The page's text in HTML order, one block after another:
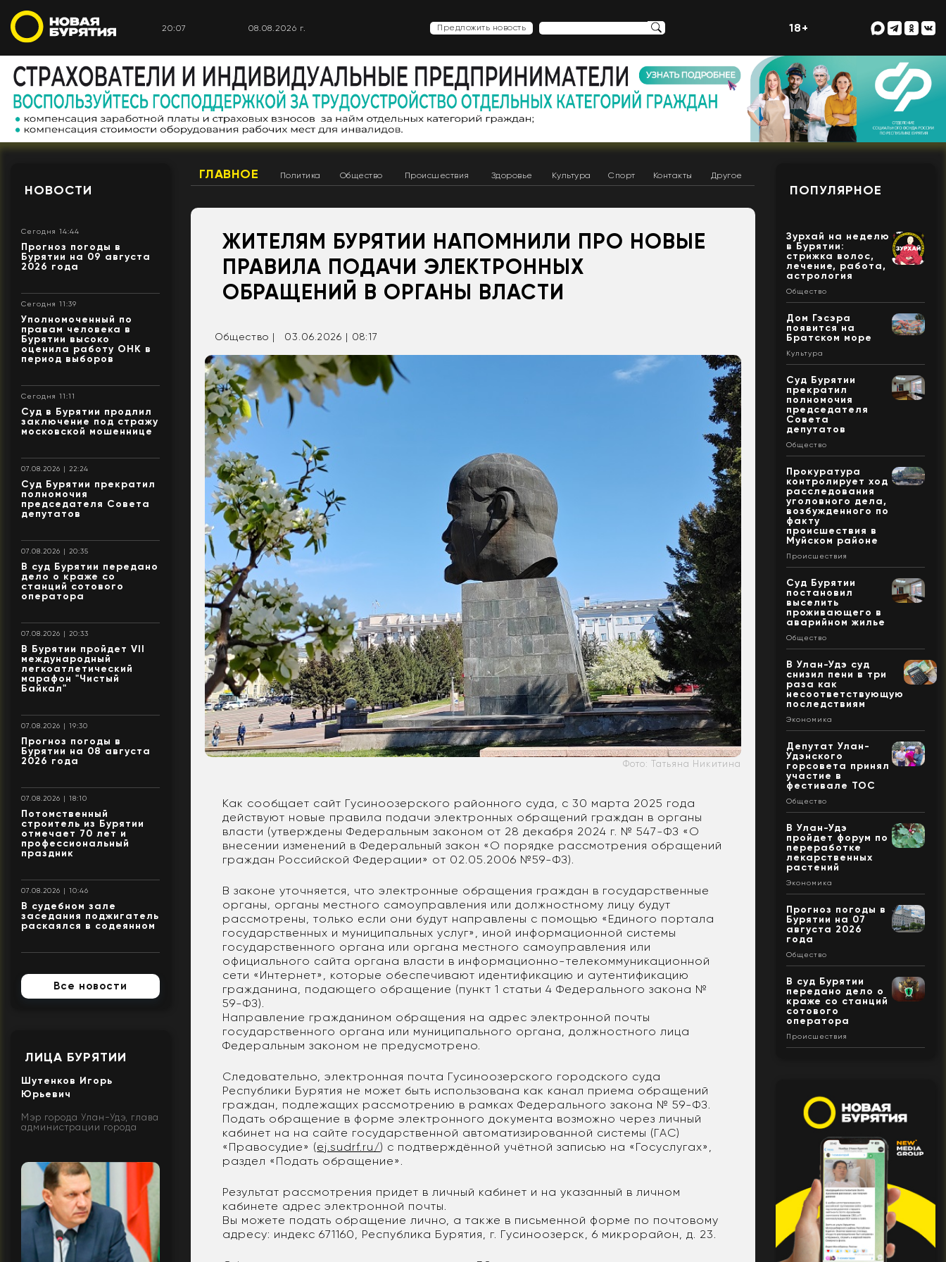
20:07 08.08.2026 г. Предложить новость 18+
НОВОСТИ
Сегодня 14:44
Прогноз погоды в
Бурятии на 09 августа
2026 года
Сегодня 11:39
Уполномоченный по
правам человека в
Бурятии высоко
оценила работу ОНК в
период выборов
Сегодня 11:11
Суд в Бурятии продлил
заключение под стражу
московской мошеннице
07.08.2026 | 22:24
Суд Бурятии прекратил
полномочия
председателя Совета
депутатов
07.08.2026 | 20:35
В суд Бурятии передано
дело о краже со
станций сотового
оператора
07.08.2026 | 20:33
В Бурятии пройдет VII
международный
легкоатлетический
марафон "Чистый
Байкал"
07.08.2026 | 19:30
Прогноз погоды в
Бурятии на 08 августа
2026 года
07.08.2026 | 18:10
Потомственный
строитель из Бурятии
отмечает 70 лет и
профессиональный
праздник
07.08.2026 | 10:46
В судебном зале
заседания поджигатель
раскаялся в содеянном
Все новости
ЛИЦА БУРЯТИИ
Шутенков Игорь
Юрьевич
Мэр города Улан-Удэ, глава
администрации города
ГЛАВНОЕ Политика Общество Происшествия Здоровье Культура Спорт Контакты Другое
ЖИТЕЛЯМ БУРЯТИИ НАПОМНИЛИ ПРО НОВЫЕ
ПРАВИЛА ПОДАЧИ ЭЛЕКТРОННЫХ
ОБРАЩЕНИЙ В ОРГАНЫ ВЛАСТИ
Общество | 03.06.2026 | 08:17
Фото: Татьяна Никитина
Как сообщает сайт Гусиноозерского районного суда, с 30 марта 2025 года
действуют новые правила подачи электронных обращений граждан в органы
власти (утверждены Федеральным законом от 28 декабря 2024 г. № 547-ФЗ «О
внесении изменений в Федеральный закон «О порядке рассмотрения обращений
граждан Российской Федерации» от 02.05.2006 №59-ФЗ).
В законе уточняется, что электронные обращения граждан в государственные
органы, органы местного самоуправления или должностному лицу будут
рассмотрены, только если они будут направлены с помощью «Единого портала
государственных и муниципальных услуг», иной информационной системы
государственного органа или органа местного самоуправления или
официального сайта органа власти в информационно-телекоммуникационной
сети «Интернет», которые обеспечивают идентификацию и аутентификацию
гражданина, подающего обращение (пункт 1 статьи 4 Федерального закона №
59-ФЗ).
Направление гражданином обращения на адрес электронной почты
государственного органа или муниципального органа, должностного лица
Федеральным законом не предусмотрено.
Следовательно, электронная почта Гусиноозерского городского суда
Республики Бурятия не может быть использована как канал приема обращений
граждан, подлежащих рассмотрению в рамках Федерального закона № 59-ФЗ.
Подать обращение в форме электронного документа возможно через личный
кабинет на на сайте государственной автоматизированной системы (ГАС)
«Правосудие» (ej.sudrf.ru/) с подтверждённой учётной записью на «Госуслугах»,
раздел «Подать обращение».
Результат рассмотрения придет в личный кабинет и на указанный в личном
кабинете адрес электронной почты.
Вы можете подать обращение лично, а также в письменной форме по почтовому
адресу: индекс 671160, Республика Бурятия, г. Гусиноозерск, 6 микрорайон, д. 23.
ПОПУЛЯРНОЕ
Зурхай на неделю
в Бурятии:
стрижка волос,
лечение, работа,
астрология
Общество
Дом Гэсэра
появится на
Братском море
Культура
Суд Бурятии
прекратил
полномочия
председателя
Совета
депутатов
Общество
Прокуратура
контролирует ход
расследования
уголовного дела,
возбужденного по
факту
происшествия в
Муйском районе
Происшествия
Суд Бурятии
постановил
выселить
проживающего в
аварийном жилье
Общество
В Улан-Удэ суд
снизил пени в три
раза как
несоответствующую
последствиям
Экономика
Депутат Улан-
Удэнского
горсовета принял
участие в
фестивале ТОС
Общество
В Улан-Удэ
пройдет форум по
переработке
лекарственных
растений
Экономика
Прогноз погоды в
Бурятии на 07
августа 2026
года
Общество
В суд Бурятии
передано дело о
краже со станций
сотового
оператора
Происшествия